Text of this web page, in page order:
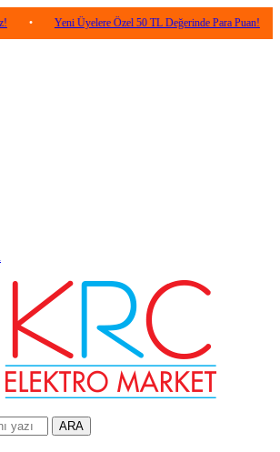
Yeni Üyelere Özel 50 TL Değerinde Para Puan! •
ARA